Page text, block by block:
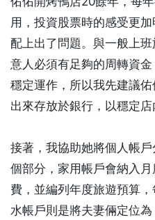
用，投資股票時的感受更
配上出了問題。與一般上
意人必須有足夠的周轉資
穩定運作，所以我先建議
出來存放於銀行，以穩定店
接著，我協助她將個人帳
個部分，家用帳戶會納入
費，並編列年度旅遊預算
水帳戶則是將夫妻倆定位